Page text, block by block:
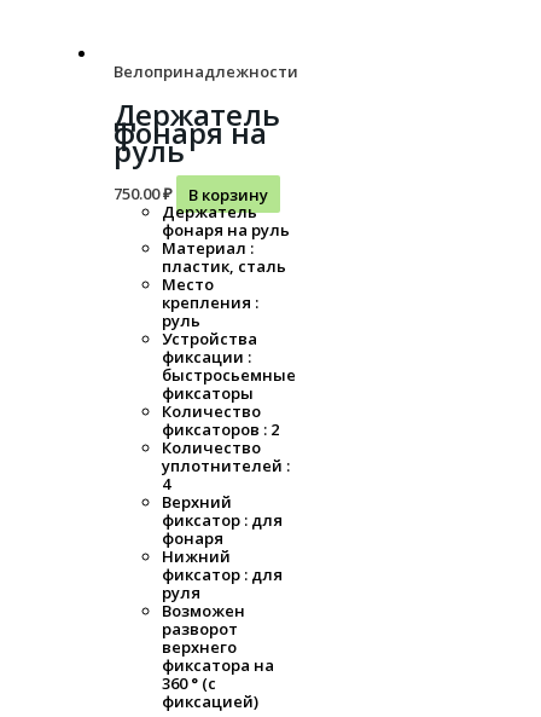
Велопринадлежности
Держатель
фонаря на
руль
750.00₽
В корзину
Держатель
фонаря на руль
Материал :
пластик, сталь
Место
крепления :
руль
Устройства
фиксации :
быстросьемные
фиксаторы
Количество
фиксаторов : 2
Количество
уплотнителей :
4
Верхний
фиксатор : для
фонаря
Нижний
фиксатор : для
руля
Возможен
разворот
верхнего
фиксатора на
360 ° (с
фиксацией)